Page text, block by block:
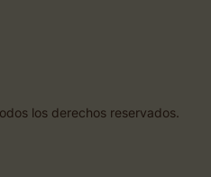
los derechos reservados.